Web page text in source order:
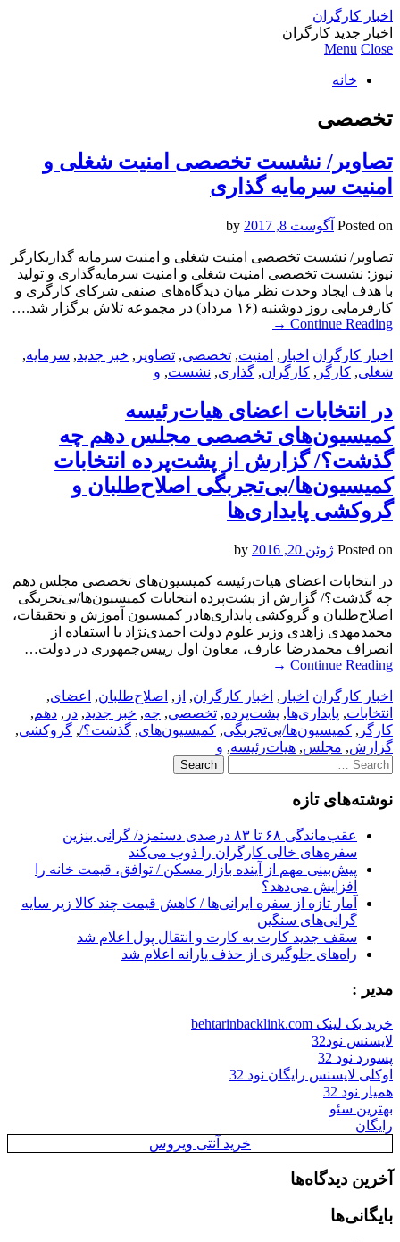
اخبار کارگران
اخبار جدید کارگران
Menu Close
خانه
تخصصی
تصاویر/ نشست تخصصی امنیت شغلی و
امنیت سرمایه گذاری
Posted on آگوست 8, 2017
تصاویر/ نشست تخصصی امنیت شغلی و امنیت سرمایه گذاریکارگر
نیوز: نشست تخصصی امنیت شغلی و امنیت سرمایه‌گذاری و تولید
با هدف ایجاد وحدت نظر میان دیدگاه‌های صنفی شرکای کارگری و
کارفرمایی روز دوشنبه (۱۶ مرداد) در مجموعه تلاش برگزار شد.…
Continue Reading
→
اخبار کارگران اخبار , امنیت, تخصصی, تصاویر , خبر جدید, سرمایه,
شغلی, کارگر , کارگران, گذاری, نشست, و
در انتخابات اعضای هیات‌رئیسه
کمیسیون‌های تخصصی مجلس دهم چه
گذشت؟/ گزارش از پشت‌پرده انتخابات
کمیسیون‌‌ها/‌بی‌تجربگی اصلاح‌طلبان و
گروکشی پایداری‌ها
Posted on ژوئن 20, 2016
در انتخابات اعضای هیات‌رئیسه کمیسیون‌های تخصصی مجلس دهم
چه گذشت؟/ گزارش از پشت‌پرده انتخابات کمیسیون‌‌ها/‌بی‌تجربگی
اصلاح‌طلبان و گروکشی پایداری‌هادر کمیسیون آموزش و تحقیقات،
محمدمهدی زاهدی وزیر علوم دولت احمدی‌نژاد‌ با استفاده از
انصراف محمدرضا عارف، معاون اول رییس‌جمهوری در دولت…
Continue Reading
→
اخبار کارگران اخبار , اخبار کارگران, از , اصلاح‌طلبان, اعضای,
انتخابات, پایداری‌ها, پشت‌پرده, تخصصی, چه, خبر جدید, در , دهم,
کارگر , کمیسیون‌‌ها/‌بی‌تجربگی, کمیسیون‌های, گذشت؟/, گروکشی,
گزارش, مجلس, هیات‌رئیسه, و
Search
for:
نوشته‌های تازه
عقب‌ماندگی ۶۸ تا ۸۳ درصدی دستمزد/ گرانی بنزین
سفره‌های خالی کارگران را ذوب می‌کند
پیش‌بینی مهم از آینده بازار مسکن / توافق، قیمت خانه را
افزایش می‌دهد؟
آمار تازه از سفره ایرانی‌ها / کاهش قیمت چند کالا زیر سایه
گرانی‌های سنگین
سقف جدید کارت به کارت و انتقال پول اعلام شد
راه‌های جلوگیری از حذف یارانه اعلام شد
مدیر :
خرید بک لینک behtarinbacklink.com
لایسنس نود32
پسورد نود 32
اوکلی لایسنس رایگان نود 32
همیار نود 32
بهترین سئو
رایگان
خرید آنتی ویروس
آخرین دیدگاه‌ها
بایگانی‌ها